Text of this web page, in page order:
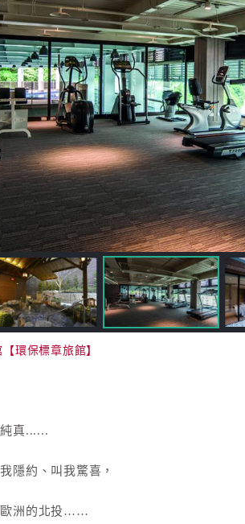
環保標章旅館】
......
隱約、叫我驚喜，
歐洲的北投……